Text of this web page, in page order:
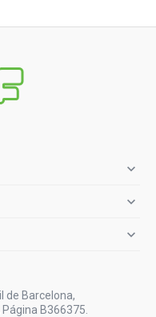



de Barcelona,
B366375.